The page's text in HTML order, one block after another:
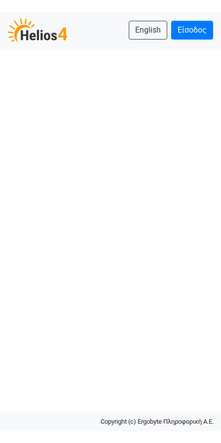
English Είσοδος
Copyright (c) Ergobyte Πληροφορική Α.Ε.